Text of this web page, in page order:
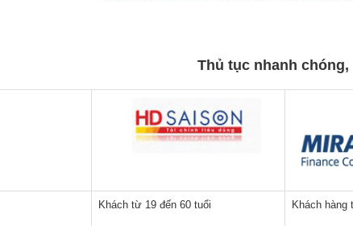
Thủ tục nhanh
Khách từ 19 đến 60 tuổi Khách hàng